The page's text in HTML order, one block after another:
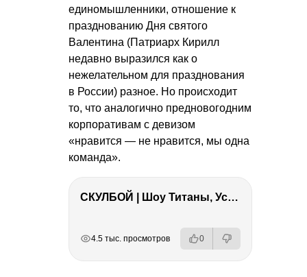
единомышленники, отношение к
празднованию Дня святого
Валентина (Патриарх Кирилл
недавно выразился как о
нежелательном для празднования
в России) разное. Но происходит
то, что аналогично предновогодним
корпоративам c девизом
«нравится — не нравится, мы одна
команда».
СКУЛБОЙ | Шоу Титаны, Усейн Болт, Ларрат, Зашквар!
4.5 тыс. просмотров 0